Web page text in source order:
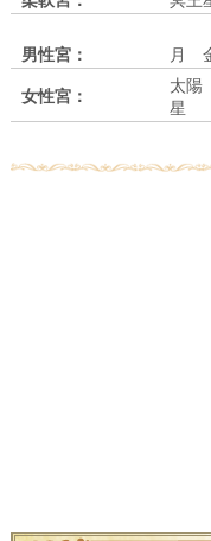
男性宮： 月
女性宮：
太
星